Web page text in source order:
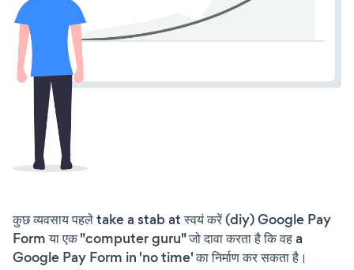
कुछ व्यवसाय पहले take a stab at स्वयं करें (diy) Google Pay
Form या एक "computer guru" जो दावा करता है कि वह a
Google Pay Form in 'no time' का निर्माण कर सकता है।